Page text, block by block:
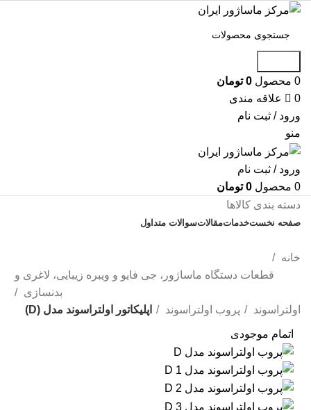
0 محصول 0 تومان
0
علاقه مندی
ورود / ثبت نام
منو
ورود / ثبت نام
0 محصول 0 تومان
دسته بندی کالاها
صفحه نخستخدماتمقالاتسوالات متداول
خانه
قطعات دستگاه ماساژور، جی فایو و ویبره زیبایی، لاغری و
بدنسازی
اولتراسوند
پروب اولتراسوند اپلیکاتور اولتراسوند مدل (D)
اتمام موجودی